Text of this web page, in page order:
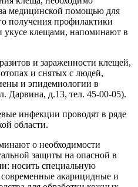
медицинской помощью для
получения профилактики
клещами, напоминают в
и зараженности клещей,
и снятых с людей,
и эпидемиологии в
Дарвина, д.13, тел. 45-00-05).
инфекции проводят в ряде
области.
о необходимости
защиты на опасной в
носить специальную
акарицидные и